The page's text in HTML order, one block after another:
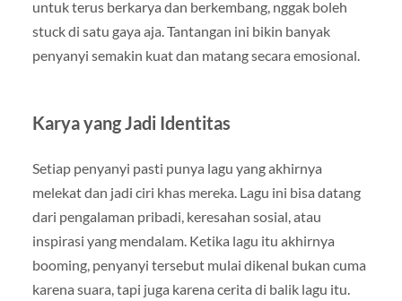
untuk terus berkarya dan berkembang, nggak boleh
stuck di satu gaya aja. Tantangan ini bikin banyak
penyanyi semakin kuat dan matang secara emosional.
Karya yang Jadi Identitas
Setiap penyanyi pasti punya lagu yang akhirnya
melekat dan jadi ciri khas mereka. Lagu ini bisa datang
dari pengalaman pribadi, keresahan sosial, atau
inspirasi yang mendalam. Ketika lagu itu akhirnya
booming, penyanyi tersebut mulai dikenal bukan cuma
karena suara, tapi juga karena cerita di balik lagu itu.